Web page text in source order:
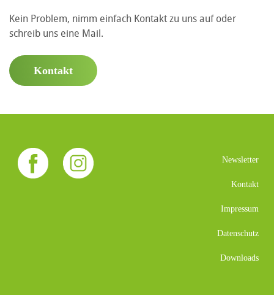
Kein Problem, nimm einfach Kontakt zu uns auf oder
schreib uns eine Mail.
Kontakt
Newsletter
Kontakt
Impressum
Datenschutz
Downloads